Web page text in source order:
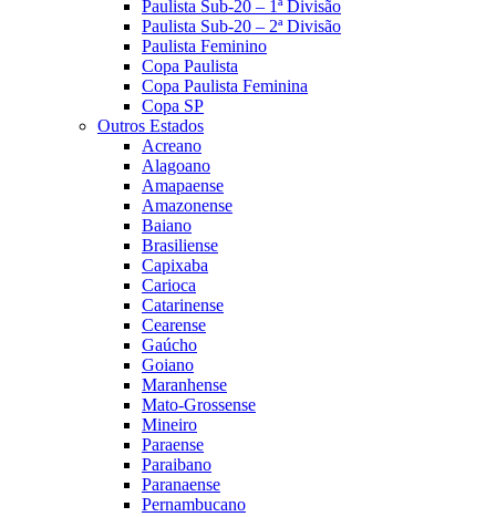
Paulista Sub-20 – 1ª Divisão
Paulista Sub-20 – 2ª Divisão
Paulista Feminino
Copa Paulista
Copa Paulista Feminina
Copa SP
Outros Estados
Acreano
Alagoano
Amapaense
Amazonense
Baiano
Brasiliense
Capixaba
Carioca
Catarinense
Cearense
Gaúcho
Goiano
Maranhense
Mato-Grossense
Mineiro
Paraense
Paraibano
Paranaense
Pernambucano